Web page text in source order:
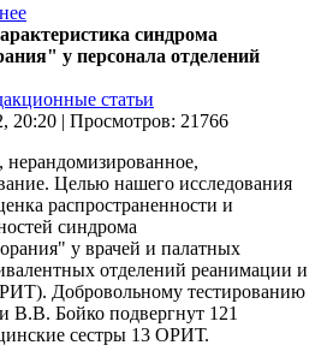
синдрома
у персонала отделений
статьи
20:20 | Просмотров: 21766
нерандомизированное,
Целью нашего исследования
распространенности и
синдрома
у врачей и палатных
отделений реанимации и
Добровольному тестированию
В.В. Бойко подвергнут 121
сестры 13 ОРИТ.